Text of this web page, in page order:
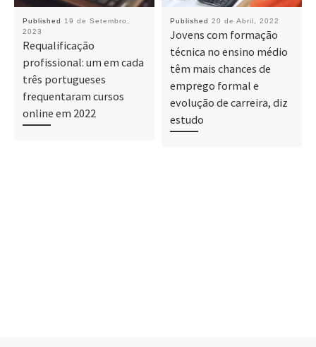
Published
19 de Setembro,
2023
Requalificação
profissional: um em cada
três portugueses
frequentaram cursos
online em 2022
Published 20 de Abril, 2022
Jovens com formação
técnica no ensino médio
têm mais chances de
emprego formal e
evolução de carreira, diz
estudo